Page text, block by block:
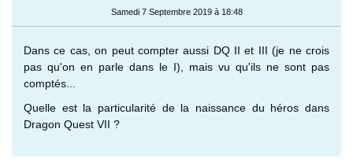
Samedi 7 Septembre 2019 à 18:48
Dans ce cas, on peut compter aussi DQ II et III (je ne crois
pas qu'on en parle dans le I), mais vu qu'ils ne sont pas
comptés...
Quelle est la particularité de la naissance du héros dans
Dragon Quest VII ?